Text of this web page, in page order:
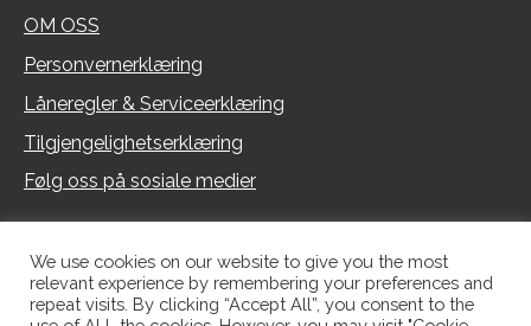
OM OSS
Personvernerklæring
Låneregler & Serviceerklæring
Tilgjengelighetserklæring
Følg oss på sosiale medier
We use cookies on our website to give you the most
relevant experience by remembering your preferences and
repeat visits. By clicking “Accept All”, you consent to the